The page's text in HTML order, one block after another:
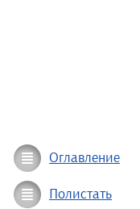
Оглавление
Полистать